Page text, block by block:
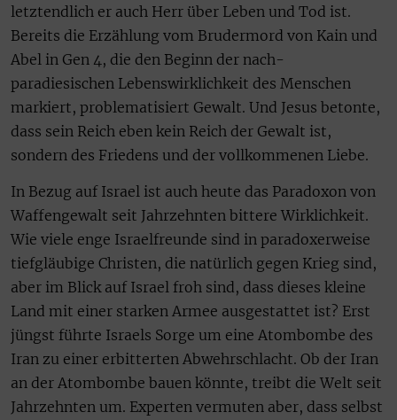
letztendlich er auch Herr über Leben und Tod ist.
Bereits die Erzählung vom Brudermord von Kain und
Abel in Gen 4, die den Beginn der nach-
paradiesischen Lebenswirklichkeit des Menschen
markiert, problematisiert Gewalt. Und Jesus betonte,
dass sein Reich eben kein Reich der Gewalt ist,
sondern des Friedens und der vollkommenen Liebe.
In Bezug auf Israel ist auch heute das Paradoxon von
Waffengewalt seit Jahrzehnten bittere Wirklichkeit.
Wie viele enge Israelfreunde sind in paradoxerweise
tiefgläubige Christen, die natürlich gegen Krieg sind,
aber im Blick auf Israel froh sind, dass dieses kleine
Land mit einer starken Armee ausgestattet ist? Erst
jüngst führte Israels Sorge um eine Atombombe des
Iran zu einer erbitterten Abwehrschlacht. Ob der Iran
an der Atombombe bauen könnte, treibt die Welt seit
Jahrzehnten um. Experten vermuten aber, dass selbst